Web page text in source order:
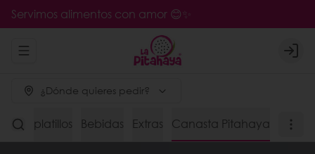
Servimos alimentos con amor 😊✨
Abrir menu de navegación Login
¿Dónde quieres pedir?
de platillos Bebidas Extras Canasta Pitahaya